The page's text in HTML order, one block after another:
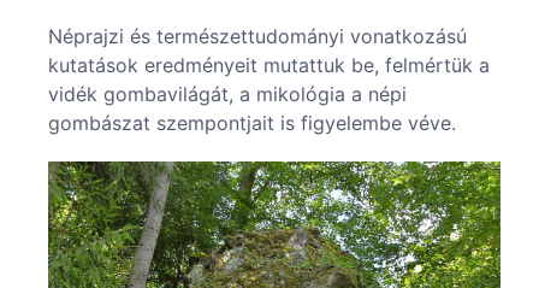
Néprajzi és természettudományi vonatkozású
kutatások eredményeit mutattuk be, felmértük a
vidék gombavilágát, a mikológia a népi
gombászat szempontjait is figyelembe véve.